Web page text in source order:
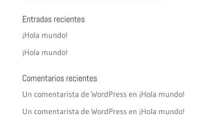
Entradas recientes
¡Hola mundo!
¡Hola mundo!
Comentarios recientes
Un comentarista de WordPressen ¡Hola mundo!
Un comentarista de WordPressen ¡Hola mundo!